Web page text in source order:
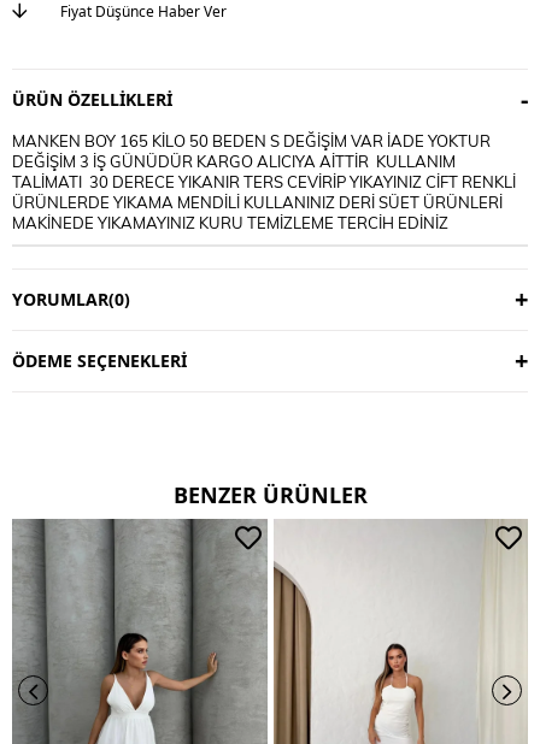
Fiyat Düşünce Haber Ver
ÜRÜN ÖZELLIKLERI
MANKEN BOY 165 KİLO 50 BEDEN S DEĞİŞİM VAR İADE YOKTUR
DEĞİŞİM 3 İŞ GÜNÜDÜR KARGO ALICIYA AİTTİR KULLANIM
TALİMATI 30 DERECE YIKANIR TERS CEVİRİP YIKAYINIZ CİFT RENKLİ
ÜRÜNLERDE YIKAMA MENDİLİ KULLANINIZ DERİ SÜET ÜRÜNLERİ
MAKİNEDE YIKAMAYINIZ KURU TEMİZLEME TERCİH EDİNİZ
YORUMLAR(0)
ÖDEME SEÇENEKLERI
BENZER ÜRÜNLER